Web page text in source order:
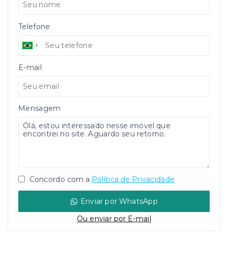
Telefone
E-mail
Mensagem
Concordo com a Política de Privacidade
Enviar por WhatsApp
Ou enviar por E-mail